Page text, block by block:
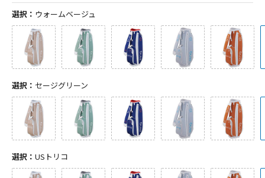
選択： ウォームベージュ
選択： セージグリーン
選択： USトリコ